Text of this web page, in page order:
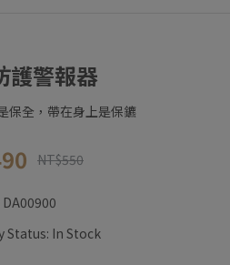
護警報器
保全，帶在身上是保鑣
NT$550
DA00900
Status: In Stock